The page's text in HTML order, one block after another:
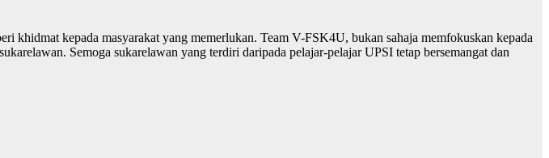
khidmat kepada masyarakat yang memerlukan. Team V-FSK4U, bukan sahaja memfokuskan kepada
Semoga sukarelawan yang terdiri daripada pelajar-pelajar UPSI tetap bersemangat dan